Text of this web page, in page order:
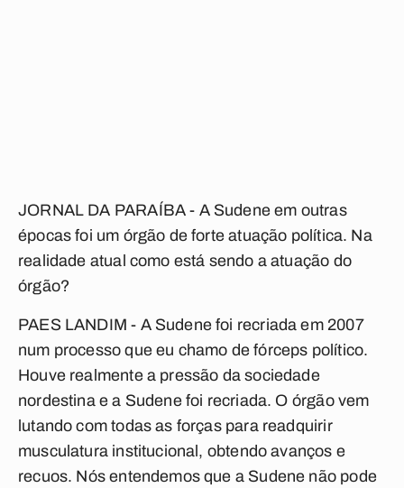
JORNAL DA PARAÍBA - A Sudene em outras
épocas foi um órgão de forte atuação política. Na
realidade atual como está sendo a atuação do
órgão?
PAES LANDIM - A Sudene foi recriada em 2007
num processo que eu chamo de fórceps político.
Houve realmente a pressão da sociedade
nordestina e a Sudene foi recriada. O órgão vem
lutando com todas as forças para readquirir
musculatura institucional, obtendo avanços e
recuos. Nós entendemos que a Sudene não pode